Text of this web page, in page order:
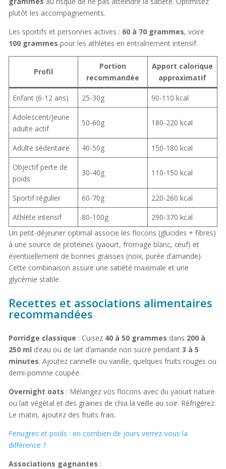
plutôt les accompagnements.
Les sportifs et personnes actives : 60 à 70 grammes, voire
100 grammes pour les athlètes en entraînement intensif.
Profil
Portion
recommandée
Apport calorique
approximatif
Enfant (6-12 ans) 25-30g
90-110 kcal
Adolescent/Jeune
adulte actif
50-60g 180-220 kcal
Adulte sédentaire 40-50g
150-180 kcal
Objectif perte de
poids
30-40g 110-150 kcal
Sportif régulier 60-70g
220-260 kcal
Athlète intensif
80-100g
290-370 kcal
Un petit-déjeuner optimal associe les flocons (glucides + fibres)
à une source de protéines (yaourt, fromage blanc, œuf) et
éventuellement de bonnes graisses (noix, purée d’amande).
Cette combinaison assure une satiété maximale et une
glycémie stable.
Recettes et associations alimentaires
recommandées
Porridge classique : Cuisez 40 à 50 grammes dans 200 à
250 ml d’eau ou de lait d’amande non sucré pendant 3 à 5
minutes. Ajoutez cannelle ou vanille, quelques fruits rouges ou
demi-pomme coupée.
Overnight oats : Mélangez vos flocons avec du yaourt nature
ou lait végétal et des graines de chia la veille au soir. Réfrigérez.
Le matin, ajoutez des fruits frais.
Fenugrec et poids : en combien de jours verrez-vous la
différence ?
Associations gagnantes :